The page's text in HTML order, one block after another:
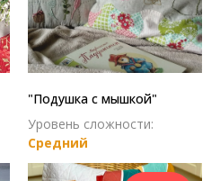
"Подушка с мышкой"
Уровень сложности:
Средний